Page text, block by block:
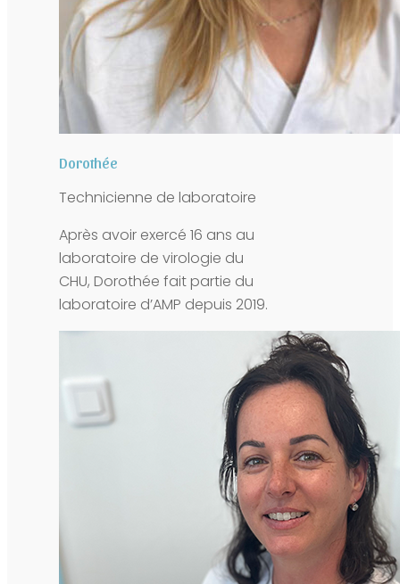
Dorothée
Technicienne de laboratoire
Après avoir exercé 16 ans au
laboratoire de virologie du
CHU, Dorothée fait partie du
laboratoire d’AMP depuis 2019.